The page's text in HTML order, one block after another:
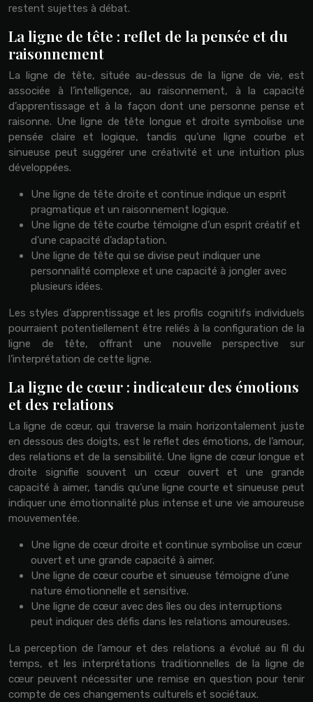
restent sujettes à débat.
La ligne de tête : reflet de la pensée et du
raisonnement
La ligne de tête, située au-dessus de la ligne de vie, est
associée à l’intelligence, au raisonnement, à la capacité
d’apprentissage et à la façon dont une personne pense et
raisonne. Une ligne de tête longue et droite symbolise une
pensée claire et logique, tandis qu’une ligne courbe et
sinueuse peut suggérer une créativité et une intuition plus
développées.
Une ligne de tête droite et continue indique un esprit
pragmatique et un raisonnement logique.
Une ligne de tête courbe témoigne d’un esprit créatif et
d’une capacité d’adaptation.
Une ligne de tête qui se divise peut indiquer une
personnalité complexe et une capacité à jongler avec
plusieurs idées.
Les styles d’apprentissage et les profils cognitifs individuels
pourraient potentiellement être reliés à la configuration de la
ligne de tête, offrant une nouvelle perspective sur
l’interprétation de cette ligne.
La ligne de cœur : indicateur des émotions
et des relations
La ligne de cœur, qui traverse la main horizontalement juste
en dessous des doigts, est le reflet des émotions, de l’amour,
des relations et de la sensibilité. Une ligne de cœur longue et
droite signifie souvent un cœur ouvert et une grande
capacité à aimer, tandis qu’une ligne courte et sinueuse peut
indiquer une émotionnalité plus intense et une vie amoureuse
mouvementée.
Une ligne de cœur droite et continue symbolise un cœur
ouvert et une grande capacité à aimer.
Une ligne de cœur courbe et sinueuse témoigne d’une
nature émotionnelle et sensitive.
Une ligne de cœur avec des îles ou des interruptions
peut indiquer des défis dans les relations amoureuses.
La perception de l’amour et des relations a évolué au fil du
temps, et les interprétations traditionnelles de la ligne de
cœur peuvent nécessiter une remise en question pour tenir
compte de ces changements culturels et sociétaux.